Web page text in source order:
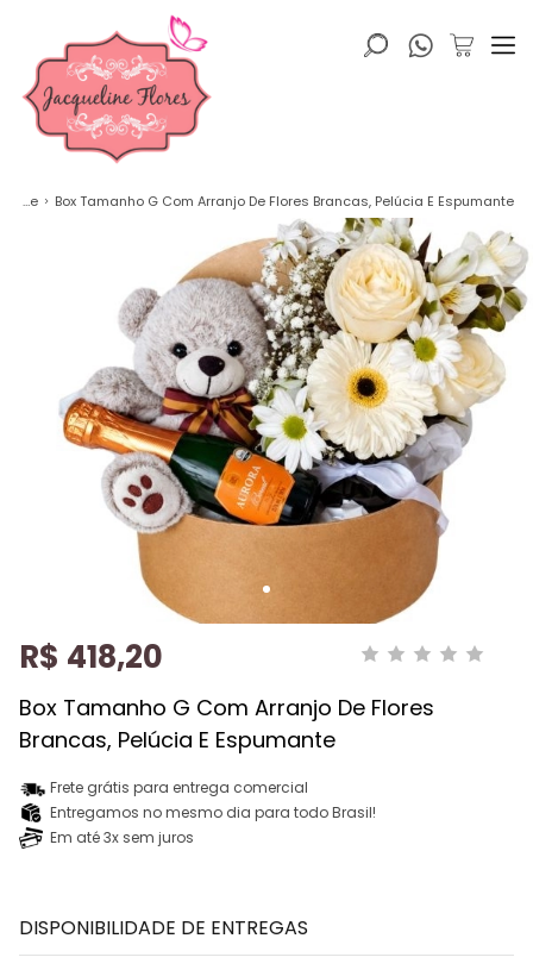
Home Box Tamanho G Com Arranjo De Flores Brancas, Pelúcia E Espumante
R$ 418,20
Box Tamanho G Com Arranjo De Flores
Brancas, Pelúcia E Espumante
Frete grátis para entrega comercial
Entregamos no mesmo dia para todo Brasil!
Em até 3x sem juros
DISPONIBILIDADE DE ENTREGAS